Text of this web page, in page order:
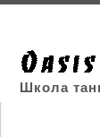
Школа